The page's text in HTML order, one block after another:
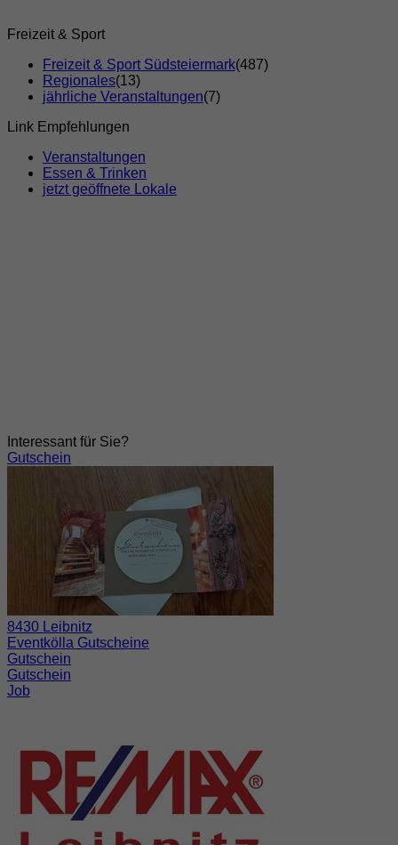
Freizeit & Sport
Freizeit & Sport Südsteiermark(487)
Regionales(13)
jährliche Veranstaltungen(7)
Link Empfehlungen
Veranstaltungen
Essen & Trinken
jetzt geöffnete Lokale
Interessant für Sie?
Gutschein
8430 Leibnitz
Eventkölla Gutscheine
Gutschein
Gutschein
Job